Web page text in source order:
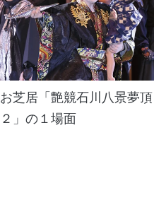
お芝居「艶競石川八景夢頂
２」の１場面